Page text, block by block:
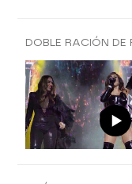
DOBLE RACIÓN DE